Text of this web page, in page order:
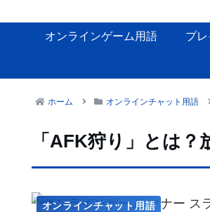
オンラインゲーム用語 プ
ホーム オンラインチャット用語
「AFK狩り」とは
オンラインチャット用語